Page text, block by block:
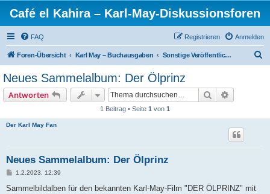
Café el Kahira – Karl-May-Diskussionsforen
FAQ Anmelden
Registrieren
Foren-Übersicht Karl May – Buchausgaben Sonstige Veröffentlichungen
Neues Sammelalbum: Der Ölprinz
Antworten Suche
1 Beitrag • Seite 1 von 1
Der Karl May Fan
Neues Sammelalbum: Der Ölprinz
B
i
1.2.2023, 12:39
Sammelbildalben für den bekannten Karl-May-Film "DER ÖLPRINZ" mit